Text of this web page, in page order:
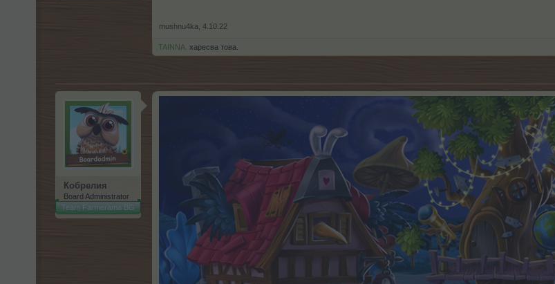
mushnu4ka 4.10.22
.TAINNA. харесва това.
Кобрелия
Board Administrator
Team Farmerama BG